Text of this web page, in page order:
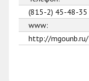
(815-2) 45-48-35
www:
http://mgounb.ru/